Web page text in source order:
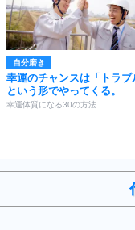
自分磨き
幸運のチャンスは「トラブ
という形でやってくる。
幸運体質になる30の方法